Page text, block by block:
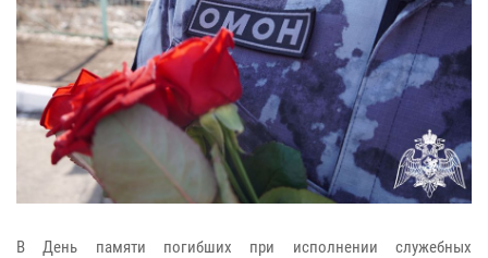
В День памяти погибших при исполнении служебных